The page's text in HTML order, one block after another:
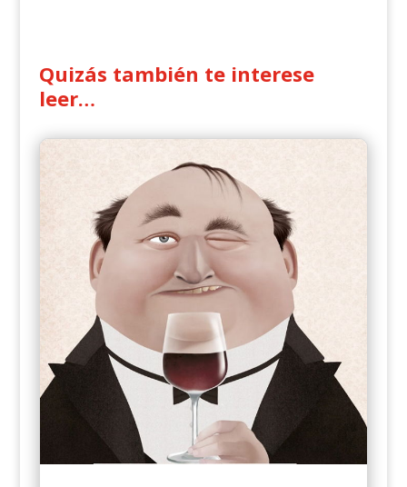
Quizás también te interese
leer…